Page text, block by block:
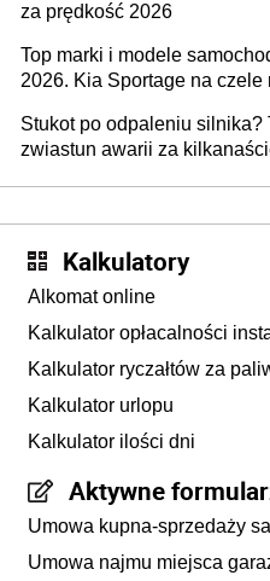
za prędkość 2026
Top marki i modele
2026. Kia Sportage na czele
Stukot po odpaleniu silnika?
zwiastun awarii za
Kalkulatory
Alkomat online
Kalkulator opłacalności
Kalkulator ryczałtów za
Kalkulator urlopu
Kalkulator ilości dni
Aktywne
Umowa kupna-sprzedaży
Umowa najmu miejsca